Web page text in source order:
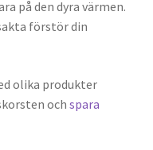
på den dyra värmen.
förstör din
olika produkter
och spara